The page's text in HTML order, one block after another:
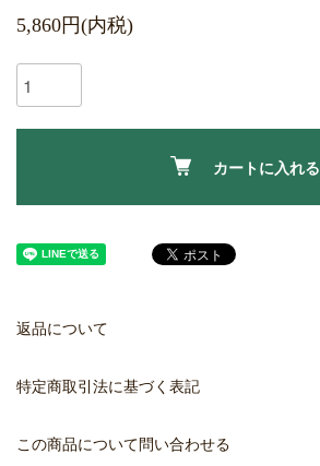
5,860円(内税)
カートに入れる
返品について
特定商取引法に基づく表記
この商品について問い合わせる